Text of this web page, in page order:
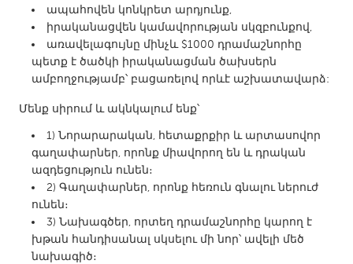
UNITED KINGDOM
Glasgow
Baltimore, MD
Boston, MA
Burlingame-San Mateo, CA
Chicago, IL
Detroit, MI
Durham, NC
Gainesville, FL
ապահովեն կոնկրետ արդյունք,
իրականացվեն կամավորության սկզբունքով,
առավելագույնը մինչև $1000 դրամաշնորհը
պետք է ծածկի իրականացման ծախսերն
ամբողջությամբ՝ բացառելով որևէ աշխատավարձ:
Մենք սիրում և ակնկալում ենք՝
1) Նորարարական, հետաքրքիր և արտասովոր
գաղափարներ, որոնք միավորող են և դրական
ազդեցություն ունեն։
2) Գաղափարներ, որոնք հեռուն գնալու ներուժ
ունեն։
3) Նախագծեր, որտեղ դրամաշնորհը կարող է
խթան հանդիսանալ սկսելու մի նոր՝ ավելի մեծ
նախագիծ։